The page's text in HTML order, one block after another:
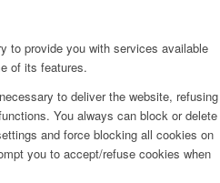
to provide you with services available
of its features.
to deliver the website, refusing
You always can block or delete
and force blocking all cookies on
you to accept/refuse cookies when